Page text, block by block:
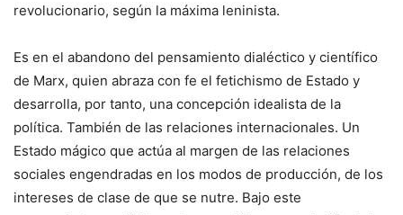
revolucionario, según la máxima leninista.
Es en el abandono del pensamiento dialéctico y científico
de Marx, quien abraza con fe el fetichismo de Estado y
desarrolla, por tanto, una concepción idealista de la
política. También de las relaciones internacionales. Un
Estado mágico que actúa al margen de las relaciones
sociales engendradas en los modos de producción, de los
intereses de clase de que se nutre. Bajo este